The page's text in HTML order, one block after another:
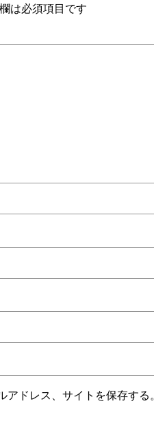
は必須項目です
ドレス、サイトを保存する。